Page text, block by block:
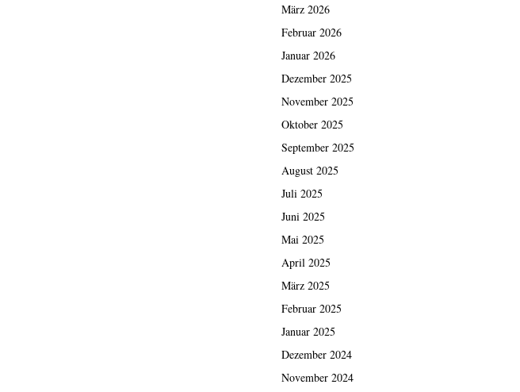
März 2026
Februar 2026
Januar 2026
Dezember 2025
November 2025
Oktober 2025
September 2025
August 2025
Juli 2025
Juni 2025
Mai 2025
April 2025
März 2025
Februar 2025
Januar 2025
Dezember 2024
November 2024